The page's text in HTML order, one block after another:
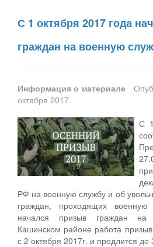
С 1 октября 2017 года
граждан на военную
Информация о материале
октября 2017
С
РФ на военную службу и об
граждан, проходящих
начался призыв граждан
Кашинском районе работа
с 2 октября 2017г. и продлится до